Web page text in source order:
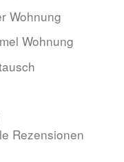
Wohnung
Wohnung
Rezensionen